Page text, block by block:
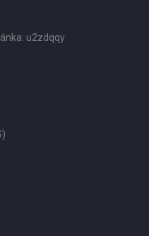
u2zdqqy